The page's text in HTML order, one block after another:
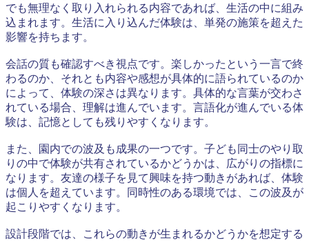
でも無理なく取り入れられる内容であれば、生活の中に組み
込まれます。生活に入り込んだ体験は、単発の施策を超えた
影響を持ちます。
会話の質も確認すべき視点です。楽しかったという一言で終
わるのか、それとも内容や感想が具体的に語られているのか
によって、体験の深さは異なります。具体的な言葉が交わさ
れている場合、理解は進んでいます。言語化が進んでいる体
験は、記憶としても残りやすくなります。
また、園内での波及も成果の一つです。子ども同士のやり取
りの中で体験が共有されているかどうかは、広がりの指標に
なります。友達の様子を見て興味を持つ動きがあれば、体験
は個人を超えています。同時性のある環境では、この波及が
起こりやすくなります。
設計段階では、これらの動きが生まれるかどうかを想定する